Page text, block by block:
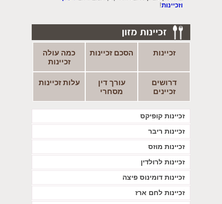
וזכיינות!
זכיינות הסכם זכיינות
כמה עולה
זכיינות
דרושים
זכיינים
עורך דין
מסחרי
עלות זכיינות
זכיינות קופיקס
זכיינות ריבר
זכיינות מוזס
זכיינות לרולדין
זכיינות דומינוס פיצה
זכיינות לחם ארז